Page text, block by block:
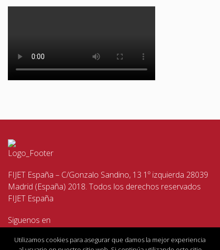
FIJET España – C/Gonzalo Sandino, 13 1º izquierda 28039
Madrid (España) 2018. Todos los derechos reservados
FIJET España
Siguenos en
Utilizamos cookies para asegurar que damos la mejor experiencia